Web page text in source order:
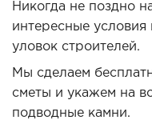
Никогда не поздно
интересные условия
уловок строителей.
Мы сделаем
сметы и укажем на
подводные камни.